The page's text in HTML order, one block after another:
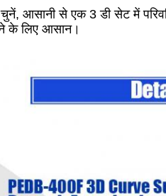
से एक 3 डी सेट में
के लिए आसान।